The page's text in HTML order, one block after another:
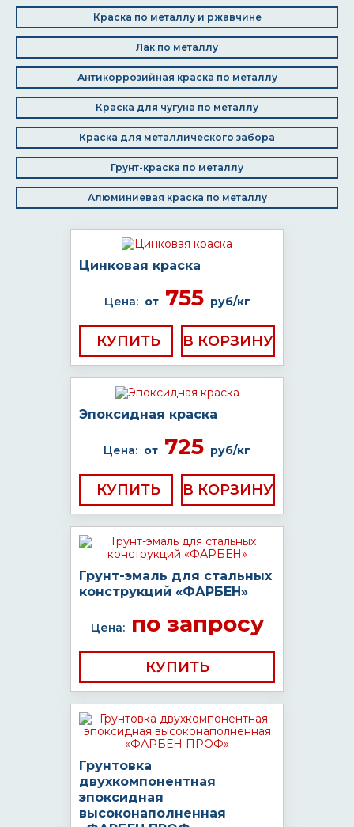
Краска по металлу и ржавчине
Лак по металлу
Антикоррозийная краска по металлу
Краска для чугуна по металлу
Краска для металлического забора
Грунт-краска по металлу
Алюминиевая краска по металлу
Цинковая краска
Цена: от755 руб/кг
КУПИТЬ
Эпоксидная краска
Цена: от 725 руб/кг
КУПИТЬ
Грунт-эмаль для стальных
конструкций «ФАРБЕН»
Цена:по запросу
КУПИТЬ
Грунтовка
двухкомпонентная
эпоксидная
высоконаполненная